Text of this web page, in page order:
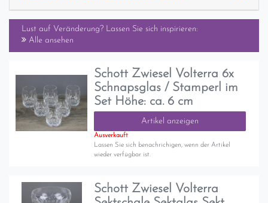
Lust auf Veränderung? Lassen Sie sich inspirieren:
Alle ansehen
Schott Zwiesel Volterra 6x
Schnapsglas / Stamperl im
Set Höhe: ca. 6 cm
Artikel anzeigen
Ausverkauft
Lassen Sie sich benachrichigen, wenn der Artikel
wieder verfügbar ist.
Schott Zwiesel Volterra